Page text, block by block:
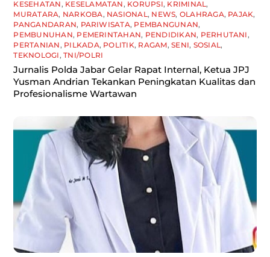
KESEHATAN , KESELAMATAN , KORUPSI, KRIMINAL ,
MURATARA, NARKOBA, NASIONAL , NEWS, OLAHRAGA, PAJAK,
PANGANDARAN, PARIWISATA, PEMBANGUNAN,
PEMBUNUHAN, PEMERINTAHAN, PENDIDIKAN, PERHUTANI ,
PERTANIAN , PILKADA, POLITIK, RAGAM,SENI, SOSIAL ,
TEKNOLOGI ,TNI/POLRI
Jurnalis Polda Jabar Gelar Rapat Internal, Ketua JPJ
Yusman Andrian Tekankan Peningkatan Kualitas dan
Profesionalisme Wartawan